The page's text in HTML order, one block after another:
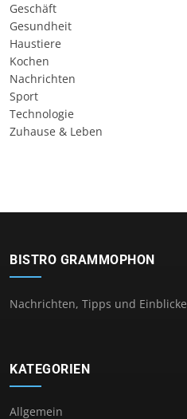
Geschäft
Gesundheit
Haustiere
Kochen
Nachrichten
Sport
Technologie
Zuhause & Leben
BISTRO GRAMMOPHON
Nachrichten, Tipps und Einblicke
KATEGORIEN
Allgemein